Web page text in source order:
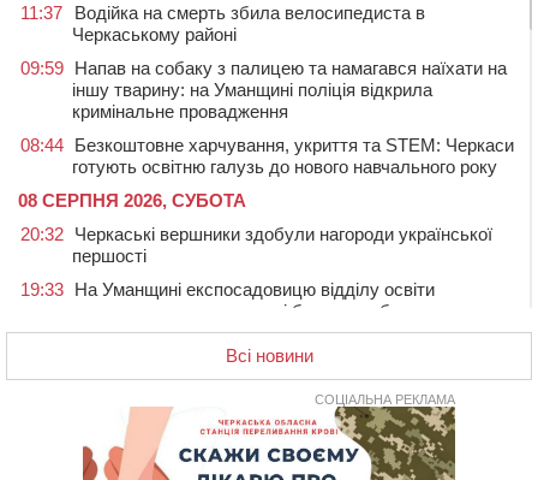
11:37
Водійка на смерть збила велосипедиста в
Черкаському районі
09:59 Напав на собаку з палицею та намагався наїхати на
іншу тварину: на Уманщині поліція відкрила
кримінальне провадження
08:44 Безкоштовне харчування, укриття та STEM: Черкаси
готують освітню галузь до нового навчального року
08 СЕРПНЯ 2026, СУБОТА
20:32 Черкаські вершники здобули нагороди української
першості
19:33 На Уманщині експосадовицю відділу освіти
судитимуть через завдані бюджету збитки
У Єрках прощатимуться з полеглим на Курщині
Апеляційний суд підтвердив стягнення майже 250
тис. грн шкоди за незаконний вилов риби
У Черкасах за ніч виявили 15 порушників
Всі новини
СОЦІАЛЬНА РЕКЛАМА